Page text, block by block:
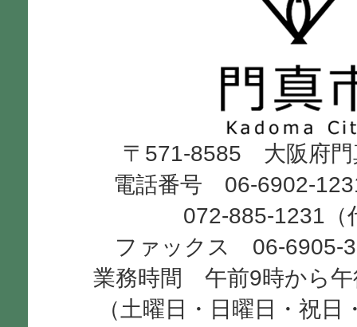
市
Kadoma
City
〒571-8585 大阪府門
電話番号 06-6902-
072-885-1231（
ファックス 06-6905-
業務時間 午前9時から午
（土曜日・日曜日・祝日